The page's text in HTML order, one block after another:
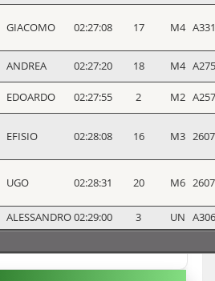
GIACOMO 02:27:08 17 M4
ANDREA 02:27:20 18 M4
EDOARDO 02:27:55 2 M2
EFISIO 02:28:08 16 M3
UGO 02:28:31 20 M6
ALESSANDRO02:29:00 3 UN